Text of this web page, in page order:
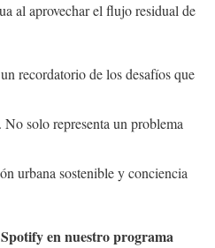
al aprovechar el flujo residual de
recordatorio de los desafíos que
No solo representa un problema
urbana sostenible y conciencia
en nuestro programa